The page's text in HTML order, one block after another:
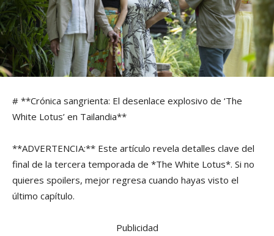
# **Crónica sangrienta: El desenlace explosivo de ‘The
White Lotus’ en Tailandia**
**ADVERTENCIA:** Este artículo revela detalles clave del
final de la tercera temporada de *The White Lotus*. Si no
quieres spoilers, mejor regresa cuando hayas visto el
último capítulo.
Publicidad